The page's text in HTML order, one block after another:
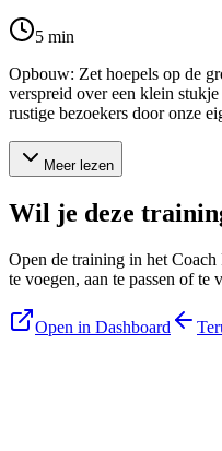
5 min
Opbouw: Zet hoepels op de
verspreid over een klein
rustige bezoekers door onze
Meer lezen
Wil je deze
Open de training in het
te voegen, aan te passen of te
Open in Dashboard